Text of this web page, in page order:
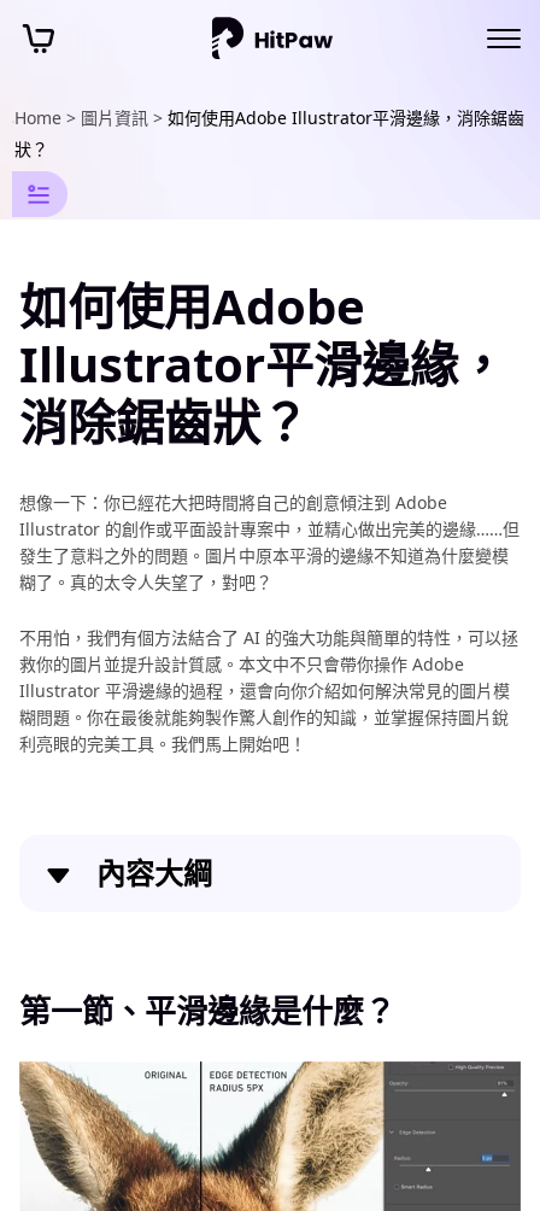
Home > 圖片資訊 > 如何使用Adobe Illustrator平滑邊緣，消除鋸齒
狀？
圖
像
效
資
AI
轉
時
光
藝
術
濾
鏡
圖
片
編
輯
APP
如何使用Adobe
Illustrator平滑邊緣，
消除鋸齒狀？
想像一下：你已經花大把時間將自己的創意傾注到 Adobe
Illustrator 的創作或平面設計專案中，並精心做出完美的邊緣……但
發生了意料之外的問題。圖片中原本平滑的邊緣不知道為什麼變模
糊了。真的太令人失望了，對吧？
不用怕，我們有個方法結合了 AI 的強大功能與簡單的特性，可以拯
救你的圖片並提升設計質感。本文中不只會帶你操作 Adobe
Illustrator 平滑邊緣的過程，還會向你介紹如何解決常見的圖片模
糊問題。你在最後就能夠製作驚人創作的知識，並掌握保持圖片銳
利亮眼的完美工具。我們馬上開始吧！
內容大綱
第二節、如何用 Illustrator 平滑邊緣？
第四節、小技巧－利用 AI 工具來修復 Adobe
Illustrator 平滑邊緣後的模糊圖片
結論
第一節、平滑邊緣是什麼？